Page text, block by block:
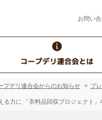
お問い
プデリ連合会からのお知らせ プ
る力に 「衣料品回収プロジェクト